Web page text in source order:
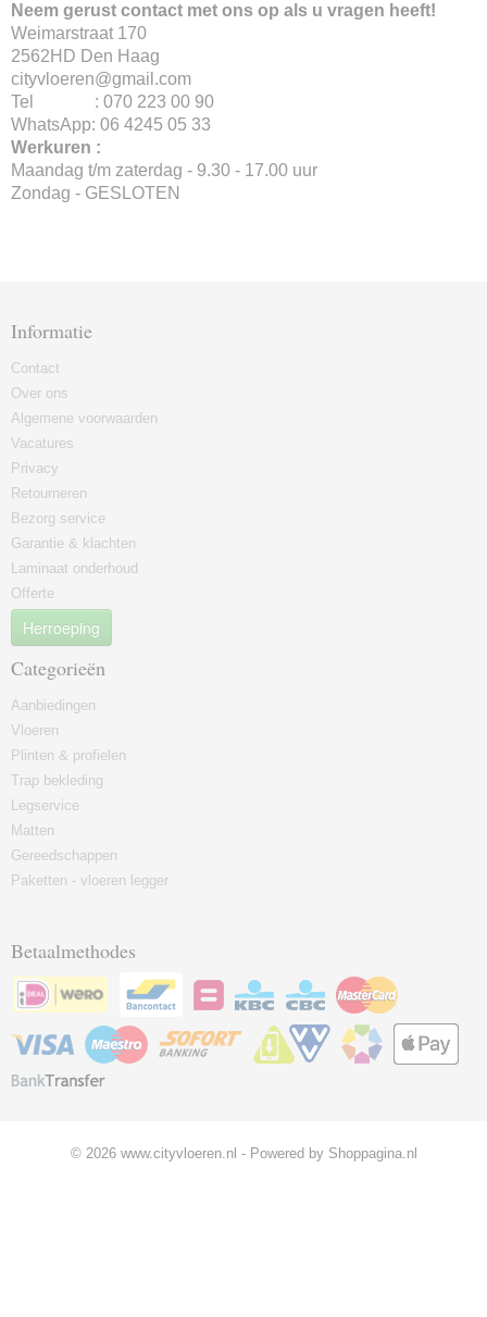
Neem gerust contact met ons op als u vragen heeft!
Weimarstraat 170
2562HD Den Haag
cityvloeren@gmail.com
Tel : 070 223 00 90
WhatsApp: 06 4245 05 33
Werkuren :
Maandag t/m zaterdag - 9.30 - 17.00 uur
Zondag - GESLOTEN
Informatie
Contact
Over ons
Algemene voorwaarden
Vacatures
Privacy
Retourneren
Bezorg service
Garantie & klachten
Laminaat onderhoud
Offerte
Herroeping
Categorieën
Aanbiedingen
Vloeren
Plinten & profielen
Trap bekleding
Legservice
Matten
Gereedschappen
Paketten - vloeren legger
Betaalmethodes
© 2026 www.cityvloeren.nl - Powered by Shoppagina.nl